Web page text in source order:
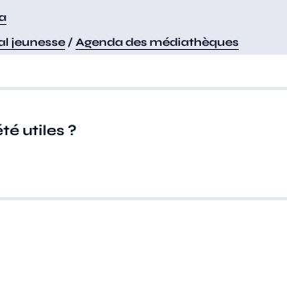
jeunesse / Agenda des médiathèques
utiles ?